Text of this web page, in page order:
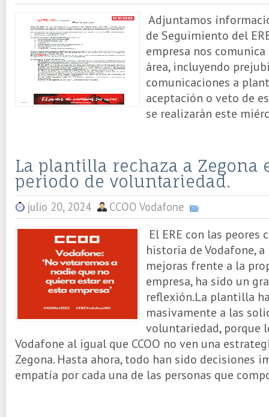
Adjuntamos
de Seguimiento del
empresa nos
área, incluyendo
comunicaciones a
aceptación o veto de
se realizarán este
La plantilla rechaza a Zegona
periodo de voluntariedad.
julio 20, 2024 CCOO Vodafone
El ERE con las peores
historia de Vodafone,
mejoras frente a la
empresa, ha sido un
reflexión.La plantilla
masivamente a las
voluntariedad, porque
Vodafone al igual que CCOO no ven una
Zegona. Hasta ahora, todo han sido decisiones
empatía por cada una de las personas que